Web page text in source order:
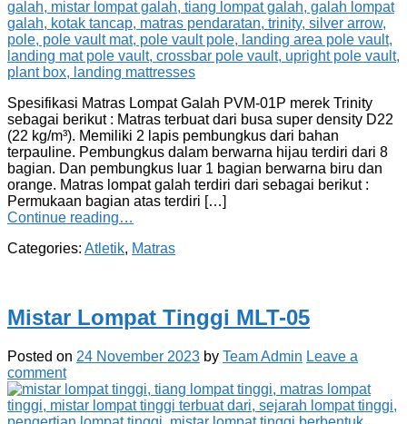
Spesifikasi Matras Lompat Galah PVM-01P merek Trinity
sebagai berikut : Matras terbuat dari busa super density D22
(22 kg/m³). Memiliki 2 lapis pembungkus dari bahan
terpauline. Pembungkus dalam berwarna hijau terdiri dari 8
bagian. Dan pembungkus luar 1 bagian berwarna biru dan
orange. Matras lompat galah terdiri dari sebagai berikut :
Permukaan bagian atas terdiri […]
Continue reading…
Categories: Atletik, Matras
Mistar Lompat Tinggi MLT-05
Posted on 24 November 2023 by Team Admin Leave a
comment